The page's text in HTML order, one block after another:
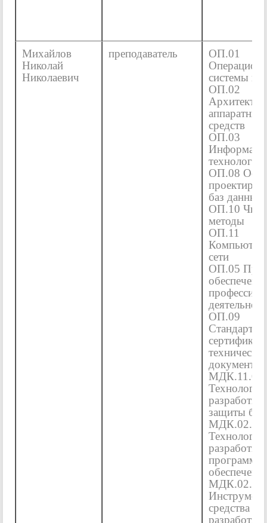
Михайлов
Николай
Николаевич
преподаватель
ОП.01
системы и
ОП.02
аппаратных
средств
ОП.03
технологии
ОП.08
баз данных
ОП.10
методы
ОП.11
сети
ОП.05
ОП.09
техническое
МДК.11.01
Технология
разработки
защиты
МДК.02.01
Технология
разработки
МДК.02.02
средства
разработки